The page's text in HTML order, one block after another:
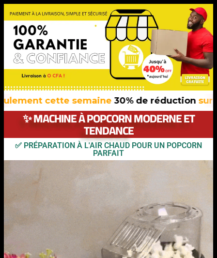
cette semaine30% de réductionsur tous
✨ MACHINE À POPCORN MODERNE ET
TENDANCE
✅ PRÉPARATION À L'AIR CHAUD POUR UN POPCORN
PARFAIT